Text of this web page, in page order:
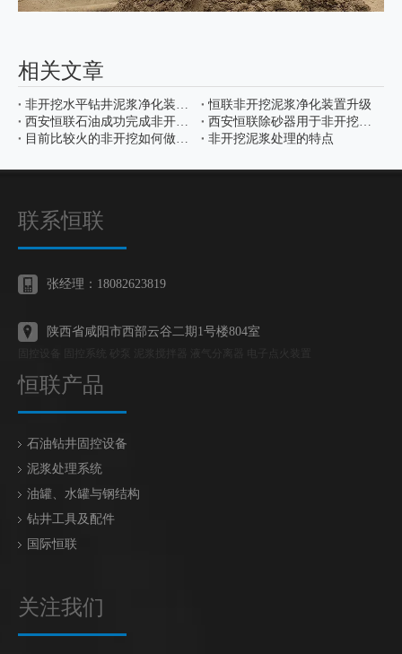
相关文章
非开挖水平钻井泥浆净化装置现场使用视频
恒联非开挖泥浆净化装置升级
西安恒联石油成功完成非开挖泥浆混配系统，为工程领域注入新动力
西安恒联除砂器用于非开挖施工现场
目前比较火的非开挖如何做到环保施工
非开挖泥浆处理的特点
联系恒联
张经理：18082623819
陕西省咸阳市西部云谷二期1号楼804室
恒联产品
石油钻井固控设备
泥浆处理系统
油罐、水罐与钢结构
钻井工具及配件
国际恒联
关注我们